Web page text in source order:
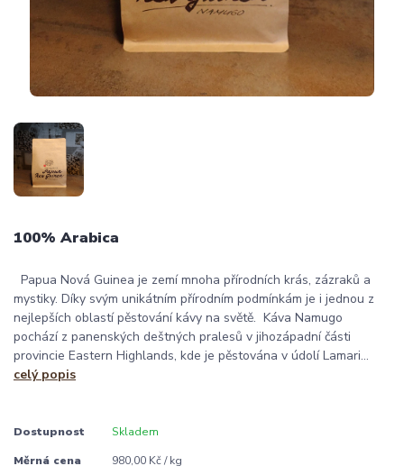
100% Arabica
Papua Nová Guinea je zemí mnoha přírodních krás, zázraků a
mystiky. Díky svým unikátním přírodním podmínkám je i jednou z
nejlepších oblastí pěstování kávy na světě. Káva Namugo
pochází z panenských deštných pralesů v jihozápadní části
provincie Eastern Highlands, kde je pěstována v údolí Lamari...
celý popis
Dostupnost Skladem
Měrná cena 980,00 Kč / kg